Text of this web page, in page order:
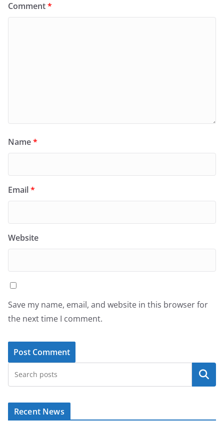
Comment*
Name*
Email*
Website
Save my name, email, and website in this browser for
the next time I comment.
Search
Recent News